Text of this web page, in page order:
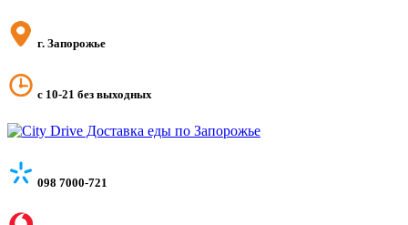
г. Запорожье
с 10-21 без выходных
098 7000-721